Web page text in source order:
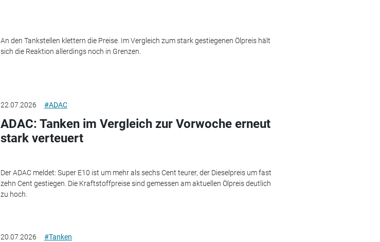
An den Tankstellen klettern die Preise. Im Vergleich zum stark gestiegenen Ölpreis hält
sich die Reaktion allerdings noch in Grenzen.
22.07.2026 #ADAC
ADAC: Tanken im Vergleich zur Vorwoche erneut
stark verteuert
Der ADAC meldet: Super E10 ist um mehr als sechs Cent teurer, der Dieselpreis um fast
zehn Cent gestiegen. Die Kraftstoffpreise sind gemessen am aktuellen Ölpreis deutlich
zu hoch.
20.07.2026 #Tanken